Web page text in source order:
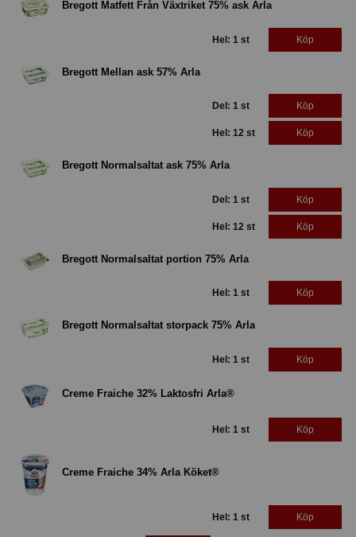
Bregott Matfett Från Växtriket 75% ask Arla
Hel: 1 st Köp
Bregott Mellan ask 57% Arla
Del: 1 st Köp
Hel: 12 st Köp
Bregott Normalsaltat ask 75% Arla
Del: 1 st Köp
Hel: 12 st Köp
Bregott Normalsaltat portion 75% Arla
Hel: 1 st Köp
Bregott Normalsaltat storpack 75% Arla
Hel: 1 st Köp
Creme Fraiche 32% Laktosfri Arla®
Hel: 1 st Köp
Creme Fraiche 34% Arla Köket®
Hel: 1 st Köp